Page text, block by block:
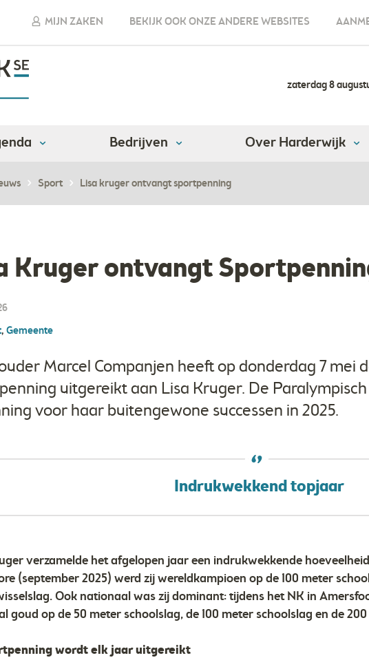
MIJN ZAKEN BEKIJK OOK ONZE ANDERE WEBSITES
zaterdag 8
Bedrijven Over Harderwijk
Sport Lisa kruger ontvangt sportpenning
Kruger ontvangt
, Gemeente
Marcel Companjen heeft op donderdag 7 mei
uitgereikt aan Lisa Kruger. De
voor haar buitengewone successen in 2025.
Indrukwekkend topjaar
verzamelde het afgelopen jaar een indrukwekkende
(september 2025) werd zij wereldkampioen op de 100 meter
Ook nationaal was zij dominant: tijdens het NK in
goud op de 50 meter schoolslag, de 100 meter schoolslag en de
wordt elk jaar uitgereikt